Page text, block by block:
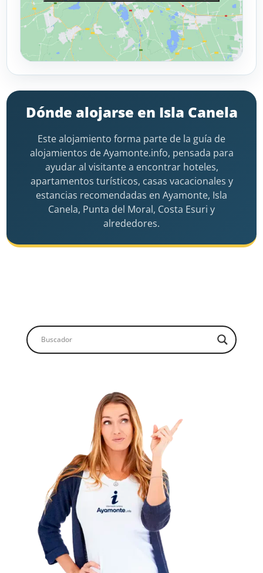
Dónde alojarse en Isla Canela
Este alojamiento forma parte de la guía de
alojamientos de Ayamonte.info, pensada para
ayudar al visitante a encontrar hoteles,
apartamentos turísticos, casas vacacionales y
estancias recomendadas en Ayamonte, Isla
Canela, Punta del Moral, Costa Esuri y
alrededores.